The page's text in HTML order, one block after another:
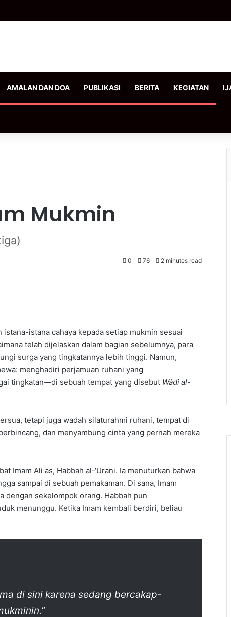
AMALAN DAN DOA PUBLIKASI BERITA KEGIATAN
Mukmin
0 76 2 minutes read
istana cahaya kepada setiap mukmin sesuai
telah dijelaskan dalam bagian sebelumnya, para
surga yang tingkatannya lebih tinggi. Namun,
menghadiri perjamuan ruhani yang
tingkatan—di sebuah tempat yang disebut Wâdi al-
tetapi juga wadah silaturahmi ruhani, tempat di
dan menyambung cinta yang pernah mereka
Imam Ali as, Habbah al-‘Urani. Ia menuturkan bahwa
sampai di sebuah pemakaman. Di sana, Imam
dengan sekelompok orang. Habbah pun
menunggu. Ketika Imam kembali berdiri, beliau
di sini karena sedang bercakap-